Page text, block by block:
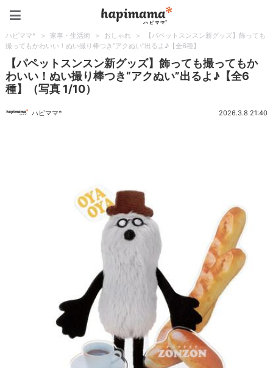
ハピママ* > 家事・生活術 > おしゃれ >
【パペットスンスン新グッズ】飾っても
撮ってもかわいい！ぬい撮り棒つき“アクぬい”出るよ♪【全6種】
【パペットスンスン新グッズ】飾っても撮ってもか
わいい！ぬい撮り棒つき“アクぬい”出るよ♪【全6
種】（写真 1/10）
ハピママ* 2026.3.8 21:40